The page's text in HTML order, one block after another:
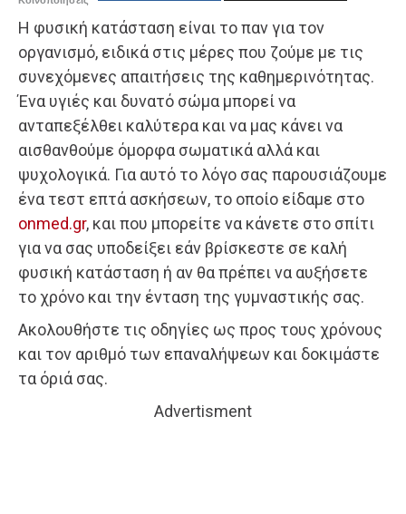
Η φυσική κατάσταση είναι το παν για τον
οργανισμό, ειδικά στις μέρες που ζούμε με τις
συνεχόμενες απαιτήσεις της καθημερινότητας.
Ένα υγιές και δυνατό σώμα μπορεί να
ανταπεξέλθει καλύτερα και να μας κάνει να
αισθανθούμε όμορφα σωματικά αλλά και
ψυχολογικά. Για αυτό το λόγο σας παρουσιάζουμε
ένα τεστ επτά ασκήσεων, το οποίο είδαμε στο
onmed.gr, και που μπορείτε να κάνετε στο σπίτι
για να σας υποδείξει εάν βρίσκεστε σε καλή
φυσική κατάσταση ή αν θα πρέπει να αυξήσετε
το χρόνο και την ένταση της γυμναστικής σας.
Ακολουθήστε τις οδηγίες ως προς τους χρόνους
και τον αριθμό των επαναλήψεων και δοκιμάστε
τα όριά σας.
Advertisment